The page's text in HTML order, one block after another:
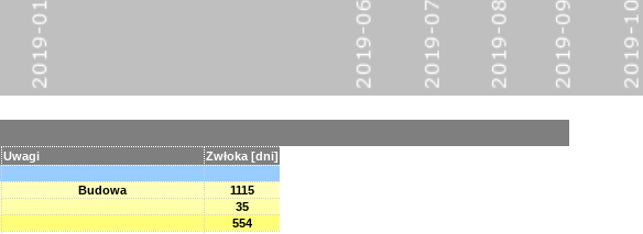
Uwagi
Zwłoka [dni]
Budowa
1115
35
554